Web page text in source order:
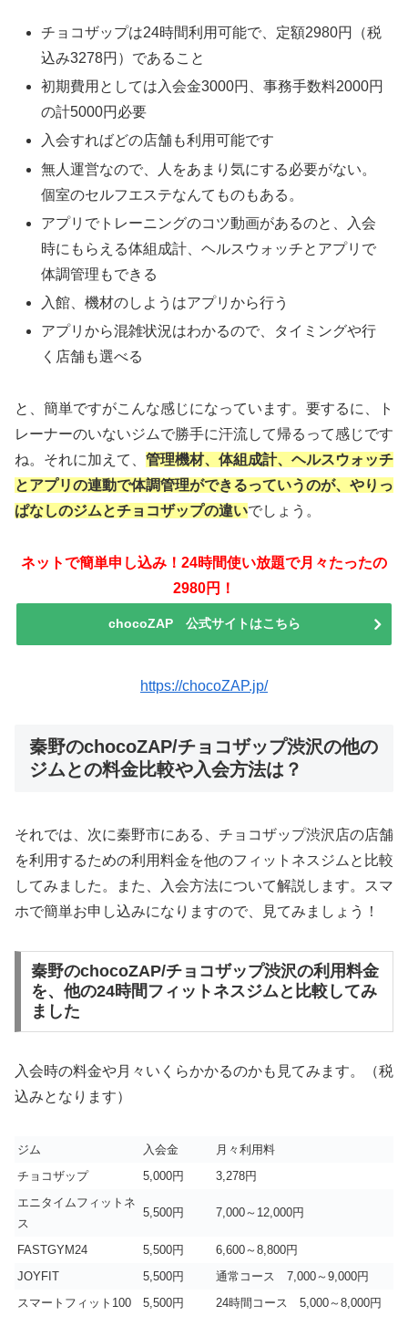
チョコザップは24時間利用可能で、定額2980円（税
込み3278円）であること
初期費用としては入会金3000円、事務手数料2000円
の計5000円必要
入会すればどの店舗も利用可能です
無人運営なので、人をあまり気にする必要がない。
個室のセルフエステなんてものもある。
アプリでトレーニングのコツ動画があるのと、入会
時にもらえる体組成計、ヘルスウォッチとアプリで
体調管理もできる
入館、機材のしようはアプリから行う
アプリから混雑状況はわかるので、タイミングや行
く店舗も選べる
と、簡単ですがこんな感じになっています。要するに、ト
レーナーのいないジムで勝手に汗流して帰るって感じです
ね。それに加えて、 管理機材、体組成計、ヘルスウォッチ
とアプリの連動で体調管理ができるっていうのが、やりっ
ぱなしのジムとチョコザップの違いでしょう。
ネットで簡単申し込み！24時間使い放題で月々たったの
2980円！
chocoZAP 公式サイトはこちら
https://chocoZAP.jp/
秦野のchocoZAP/チョコザップ渋沢の他の
ジムとの料金比較や入会方法は？
それでは、次に秦野市にある、チョコザップ渋沢店の店舗
を利用するための利用料金を他のフィットネスジムと比較
してみました。また、入会方法について解説します。スマ
ホで簡単お申し込みになりますので、見てみましょう！
秦野のchocoZAP/チョコザップ渋沢の利用料金
を、他の24時間フィットネスジムと比較してみ
ました
入会時の料金や月々いくらかかるのかも見てみます。（税
込みとなります）
ジム 入会金
月々利用料
チョコザップ
5,000円
3,278円
エニタイムフィットネ
ス
5,500円 7,000～12,000円
FASTGYM24 5,500円
6,600～8,800円
JOYFIT
5,500円
通常コース 7,000～9,000円
スマートフィット100
5,500円 24時間コース 5,000～8,000円